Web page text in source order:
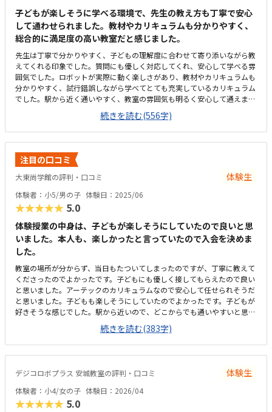
子どもが楽しそうに学べる環境で、先生の教え方も丁寧で安心
して通わせられました。教材やカリキュラムも分かりやすく、
総合的に満足度の高い教室だと感じました。
先生は丁寧で分かりやすく、子どもの理解度に合わせて寄り添いながら教
えてくれる印象でした。質問にも優しく対応してくれ、安心して学べる雰
囲気でした。ロボットが実際に動く楽しさがあり、教材やカリキュラムも
分かりやすく、試行錯誤しながら学べてとても充実しているカリキュラム
でした。駅から近く通いやすく、教室の雰囲気も明るく安心して通えまし
た。教室は明るく学びやすい雰囲気でしたが、共同のトイレが和式のみし
かなく、娘が和式トイレを使えないため設備面がもう少し配慮されている
と安心して通えると感じました。料金設定は内容に対して妥当で、負担も
特に感じませんでした。カリキュラムやサポート面を考えると納得できる
価格で、安心して続けられると感じました。教室は明るく安心でき、子ど
もが楽しそうに取り組む姿が親として嬉しかったです。特にロボットが動
いた瞬間の笑顔が印象的で、意欲的に学べる環境だと感じました。教室自
式トイレを使用できない点が残念でした。また、設備面でももう少し子ど
も向けの配慮があるとより安心して通えると感じました。子どもが毎回楽
生もとても親切で、安心して任せられる環境だと思いました。
続きを読む(556字)
注目の口コミ
大東尚学館の評判・口コミ 体験生
体験者：小5/男の子 体験日：2025/06
★★★★★ 5.0
体験授業の中身は、子どもが楽しそうにしていたので良いと思
いました。本人も、楽しかったと言っていたので入会を決めま
した。
教室の場所が分からず、当日もたついてしまったのですが、丁寧に教えて
くださったのでよかったです。子どもにも優しく接してもらえたので良い
と思いました。アーテックのカリキュラムなので安心して任せられそうだ
と思いました。子どもも楽しそうにしていたのでよかったです。子どもが
好きそうな感じでした。駅から近いので、どこからでも通いやすいと思い
ました。うちは家が最寄り駅から近くなので、電車には乗らず直接通える
のが良いと思いました。雑居ビルの中にあるので、最初は場所がわかりに
くかったですが、教室の中はそれを感じさせない雰囲気で良いと思いまし
た。月謝は決して安くはないですが、将来の投資として頑張っていこうと
を空けることが多く電話がつながりにくかったのですが、メールでフォロ
ーアップしてくださり安心感がありました。
続きを読む(383字)
デジコロボプラス 安城教室の評判・口コミ 体験生
体験者：小4/女の子 体験日：2026/04
★★★★★ 5.0